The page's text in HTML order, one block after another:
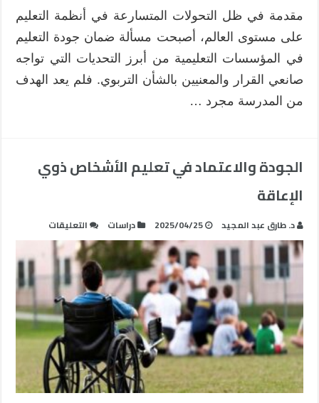
والعشرين
مغلقة
مقدمة في ظل التحولات المتسارعة في أنظمة التعليم
على مستوى العالم، أصبحت مسألة ضمان جودة التعليم
في المؤسسات التعليمية من أبرز التحديات التي تواجه
صانعي القرار والمعنيين بالشأن التربوي. فلم يعد الهدف
من المدرسة مجرد …
الجودة والاعتماد في تعليم الأشخاص ذوي
الإعاقة
د. طارق عبد المجيد 2025/04/25 دراسات التعليقات
الجودة
والاعتماد
في
تعليم
الأشخاص
ذوي
الإعاقة
مغلقة